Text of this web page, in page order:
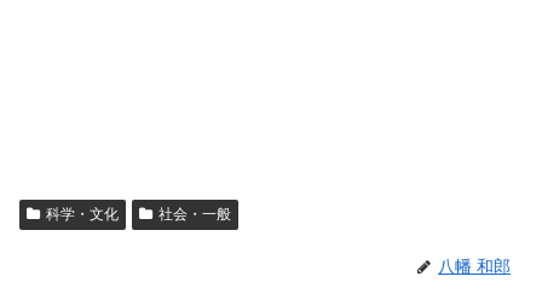
科学・文化 社会・一般
八幡 和郎